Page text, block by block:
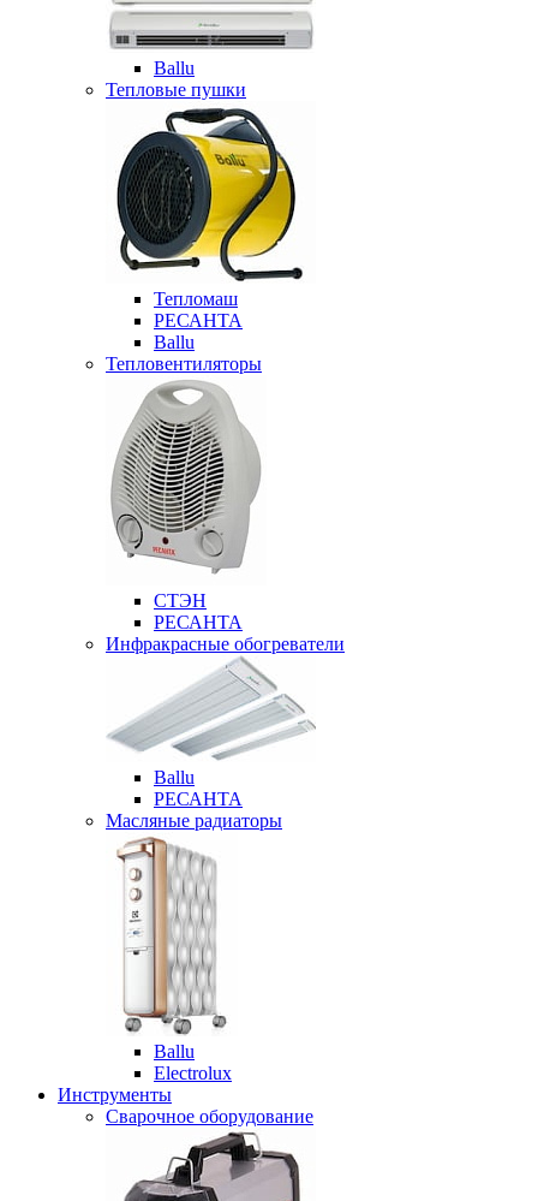
Ballu
Тепловые пушки
Тепломаш
РЕСАНТА
Ballu
Тепловентиляторы
СТЭН
РЕСАНТА
Инфракрасные обогреватели
Ballu
РЕСАНТА
Масляные радиаторы
Ballu
Electrolux
Инструменты
Сварочное оборудование